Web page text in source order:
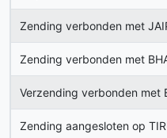
Zending verbonden met
Zending verbonden met
Verzending verbonden met
Zending aangesloten op